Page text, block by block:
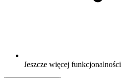
Jeszcze więcej funkcjonalności